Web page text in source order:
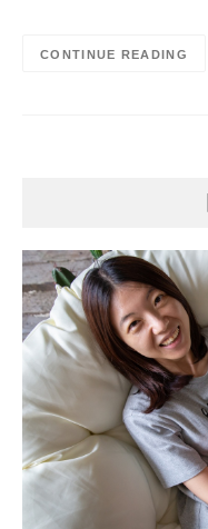
CONTINUE READING